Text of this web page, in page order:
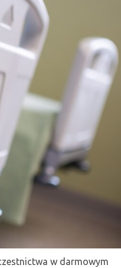
w darmowym